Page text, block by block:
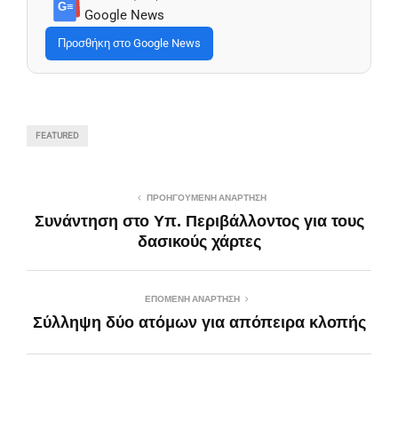
G≡
Google News
Προσθήκη στο Google News
FEATURED
ΠΡΟΗΓΟΎΜΕΝΗ ΑΝΆΡΤΗΣΗ
Συνάντηση στο Υπ. Περιβάλλοντος για τους
δασικούς χάρτες
ΕΠΌΜΕΝΗ ΑΝΆΡΤΗΣΗ
Σύλληψη δύο ατόμων για απόπειρα κλοπής